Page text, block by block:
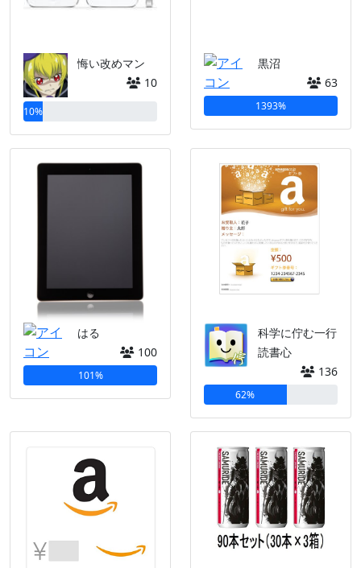
悔い改めマン
10
10%
黒沼
63
1393%
はる
100
101%
科学に佇む一行
読書心
136
62%